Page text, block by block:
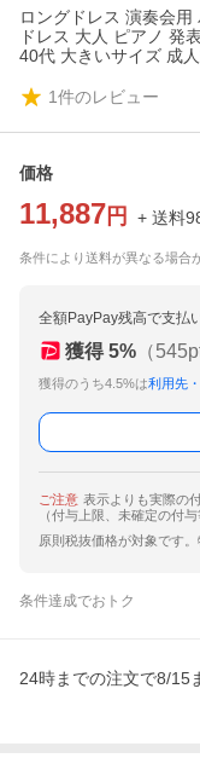
ロングドレス 演奏会
ドレス 大人 ピアノ 発
40代 大きいサイズ 成
1件のレビュー
価格
11,887 円 + 送料
条件により送料が異なる場合
全額PayPay残高で支払
獲得 5% （545
獲得のうち4.5%は利用先
ご注意 表示よりも実際の
（付与上限、未確定の付与
原則税抜価格が対象です
条件達成でおトク
24時までの注文で8/15